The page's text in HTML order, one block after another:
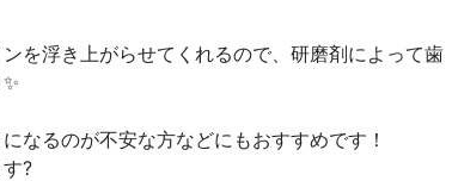
を浮き上がらせてくれるので、研磨剤によって歯
なるのが不安な方などにもおすすめです！
?